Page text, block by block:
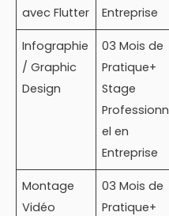
avec Flutter
Entreprise
Infographie
/ Graphic
Design
03 Mois de
Pratique+
Stage
Professionn
el en
Entreprise
Montage
Vidéo
03 Mois de
Pratique+